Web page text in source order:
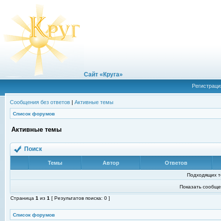
Сайт «Круга»
Сообщения без ответов | Активные темы
Список форумов
Активные темы
Поиск
Темы Автор Ответов
Подходящих
Показать
Страница 1 из 1 [ Результатов поиска: 0 ]
Список форумов